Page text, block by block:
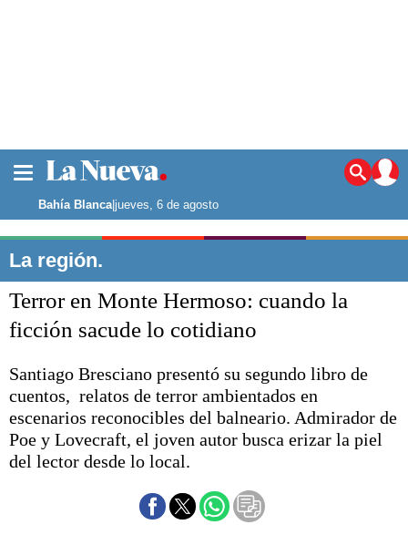
Noticias
La ciudad
Punta Alta
El mundo
Seguridad
Deportes
Escenario Olímpico
Liga del Sur
Básquetbol
Fútbol
Federal A
Aplausos
Cines
Bahía Blanca|jueves, 6 de agosto
La región.
Terror en Monte Hermoso: cuando la
ficción sacude lo cotidiano
Santiago Bresciano presentó su segundo libro de
cuentos, relatos de terror ambientados en
escenarios reconocibles del balneario. Admirador de
Poe y Lovecraft, el joven autor busca erizar la piel
del lector desde lo local.